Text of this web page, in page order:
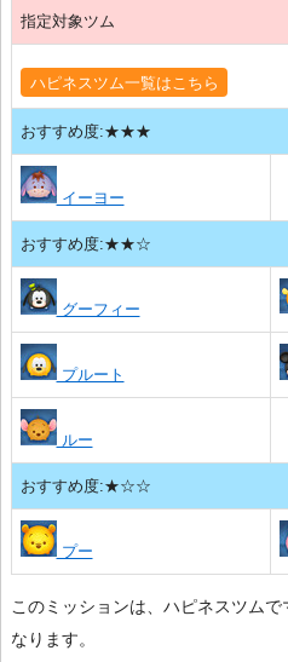
指定対象ツム
ハピネスツム一覧はこちら
おすすめ度:★★★
イーヨー
おすすめ度:★★☆
グーフィー
プルート
ルー
おすすめ度:★☆☆
プー
このミッションは、ハピネスツム
なります。